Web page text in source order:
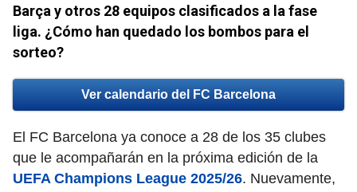
Barça y otros 28 equipos clasificados a la fase
liga. ¿Cómo han quedado los bombos para el
sorteo?
Ver calendario del FC Barcelona
El FC Barcelona ya conoce a 28 de los 35 clubes
que le acompañarán en la próxima edición de la
UEFA Champions League 2025/26. Nuevamente,